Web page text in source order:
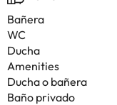
Bañera
WC
Ducha
Amenities
Ducha o bañera
Baño privado